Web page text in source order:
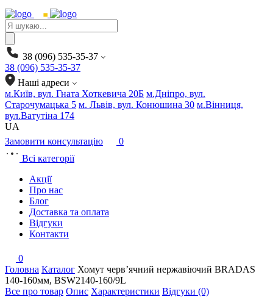
Products
search
38 (096) 535-35-37
38 (096) 535-35-37
Наші адреси
м.Київ, вул. Гната Хоткевича 20Б м.Дніпро, вул.
Старочумацька 5 м. Львів, вул. Конюшина 30 м.Вінниця,
вул.Ватутіна 174
UA
Замовити консультацію
0
Всі категорії
Акції
Про нас
Блог
Доставка та оплата
Відгуки
Контакти
0
Головна Каталог Хомут черв’ячний нержавіючий BRADAS
140-160мм, BSW2140-160/9L
Все про товар Опис Характеристики Відгуки (0)